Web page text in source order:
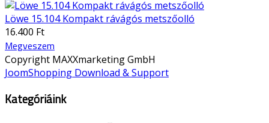
Löwe 15.104 Kompakt rávágós metszőolló
16.400 Ft
Megveszem
Copyright MAXXmarketing GmbH
JoomShopping Download & Support
Kategóriáink